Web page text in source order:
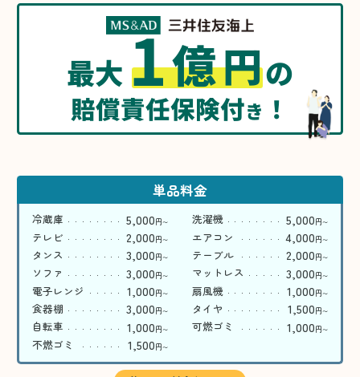
最大1億円の
賠償責任保険付き ！
単品料金
冷蔵庫 5,000円〜 洗濯機 5,000円〜
テレビ 2,000円〜 エアコン 4,000円〜
タンス 3,000円〜 テーブル 2,000円〜
ソファ 3,000円〜 マットレス 3,000円〜
電子レンジ 1,000円〜 扇風機 1,000円〜
食器棚 3,000円〜 タイヤ 1,500円〜
自転車 1,000円〜 可燃ゴミ 1,000円〜
不燃ゴミ 1,500円〜